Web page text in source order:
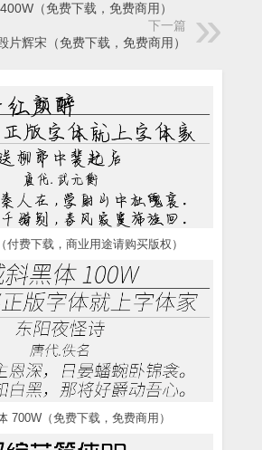
（免费下载，免费商用）
下一篇
片辉宋（免费下载，免费商用）
付费下载，商业用途请购买版权）
700W（免费下载，免费商用）